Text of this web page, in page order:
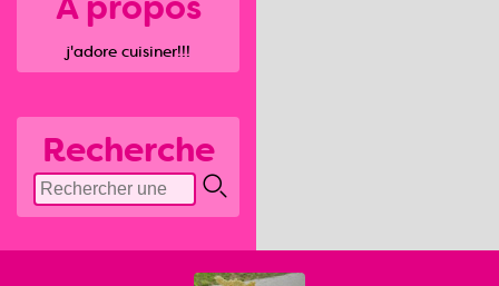
j'adore cuisiner!!!
Recherche